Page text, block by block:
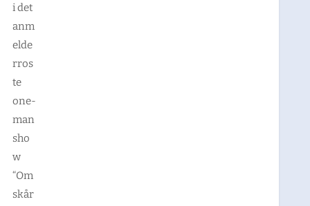
i det
anm
elde
rros
te
one-
man
sho
w
“Om
skår